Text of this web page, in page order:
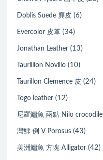
Doblis Suede 麂皮 (6)
Evercolor 皮革 (34)
Jonathan Leather (13)
Taurillion Novillo (10)
Taurillon Clemence 皮 (24)
Togo leather (12)
尼羅鱷魚 兩點 Nilo crocodile
灣鱷 倒 V Porosus (43)
美洲鱷魚 方塊 Alligator (42)